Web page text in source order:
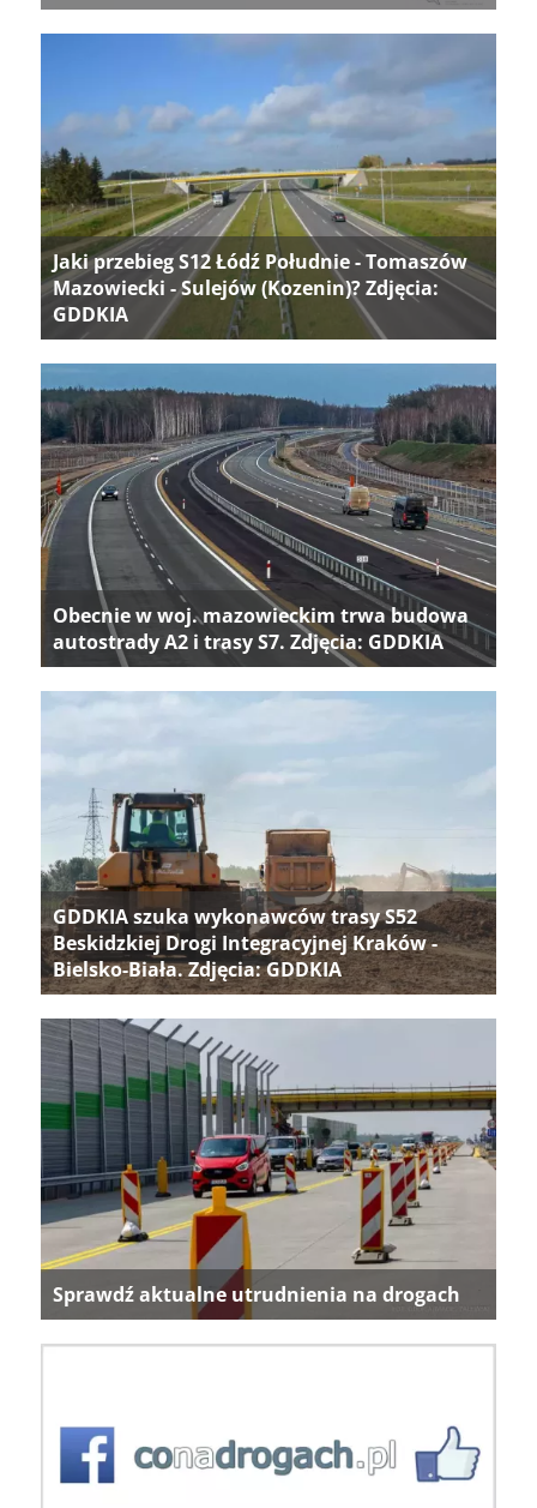
Jaki przebieg S12 Łódź Południe - Tomaszów
Mazowiecki - Sulejów (Kozenin)? Zdjęcia:
GDDKIA
Obecnie w woj. mazowieckim trwa budowa
autostrady A2 i trasy S7. Zdjęcia: GDDKIA
GDDKIA szuka wykonawców trasy S52
Beskidzkiej Drogi Integracyjnej Kraków -
Bielsko-Biała. Zdjęcia: GDDKIA
Sprawdź aktualne utrudnienia na drogach